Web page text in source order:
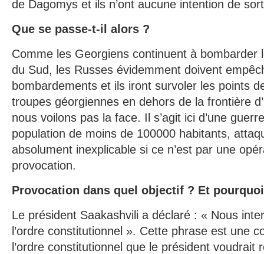
de Dagomys et ils n’ont aucune intention de
Que se passe-t-il alors ?
Comme les Georgiens continuent à bombarder
du Sud, les Russes évidemment doivent
bombardements et ils iront survoler les points
troupes géorgiennes en dehors de la frontière
nous voilons pas la face. Il s’agit ici d’une
population de moins de 100000 habitants,
absolument inexplicable si ce n’est par une
provocation.
Provocation dans quel objectif ? Et
Le président Saakashvili a déclaré : « Nous
l’ordre constitutionnel ». Cette phrase est une
l’ordre constitutionnel que le président voudrait